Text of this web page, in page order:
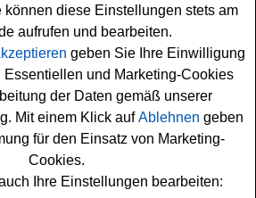
Generation im Wert von ca.
warten ein Hochleistungsentsafter
auf glückliche Gewinner.
BKK Gewinnspiel kostenlos
müssen Sie das kleine Quiz
können Sie das Formular
Ihre Gewinnchance sichern. Viel
diese Einstellungen stets am
aufrufen und bearbeiten.
geben Sie Ihre Einwilligung
Essentiellen und Marketing-Cookies
der Daten gemäß unserer
Mit einem Klick aufAblehnen geben
für den Einsatz von Marketing-
Cookies.
Ihre Einstellungen bearbeiten: